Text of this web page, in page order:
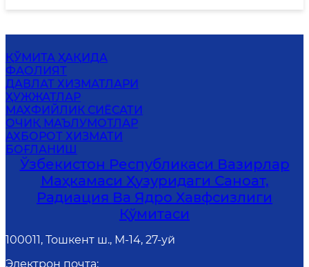
ҚЎМИТА ҲАҚИДА
ФАОЛИЯТ
ДАВЛАТ ХИЗМАТЛАРИ
ҲУЖЖАТЛАР
МАХФИЙЛИК СИЁСАТИ
ОЧИҚ МАЪЛУМОТЛАР
АХБОРОТ ХИЗМАТИ
БОҒЛАНИШ
Ўзбекистон Республикаси Вазирлар
Маҳкамаси Ҳузуридаги Саноат,
Радиация Ва Ядро Хавфсизлиги
Қўмитаси
100011, Тошкент ш., М-14, 27-уй
Электрон почта: